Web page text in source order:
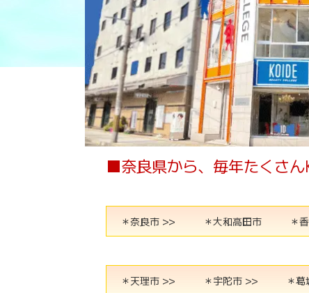
■奈良県から、毎年たくさん
＊奈良市 >> ＊大和高田市 ＊
＊天理市 >> ＊宇陀市 >> ＊